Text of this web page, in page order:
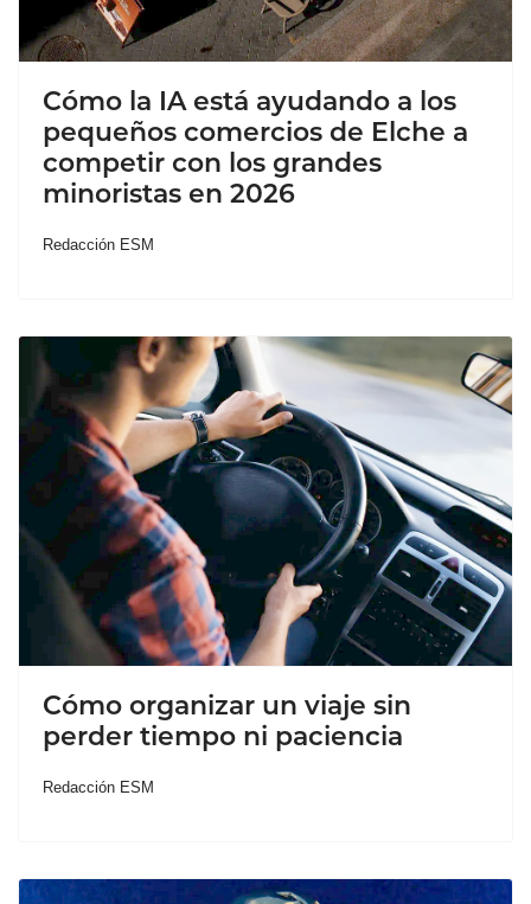
Cómo la IA está ayudando a los
pequeños comercios de Elche a
competir con los grandes
minoristas en 2026
Redacción ESM
Cómo organizar un viaje sin
perder tiempo ni paciencia
Redacción ESM